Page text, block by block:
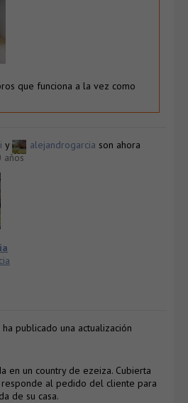
que funciona a la vez como
y alejandrogarcia son ahora
años
ha publicado una actualización
en un country de ezeiza. Cubierta
responde al pedido del cliente para
de su casa.